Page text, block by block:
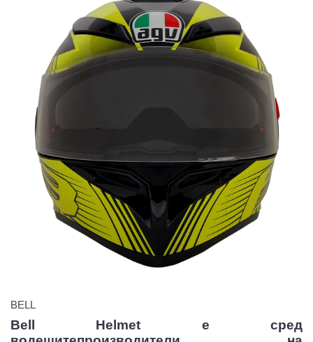
BELL
Bell Helmet е сред